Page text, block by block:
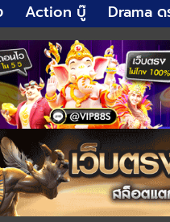
Action บู๊ Drama ด